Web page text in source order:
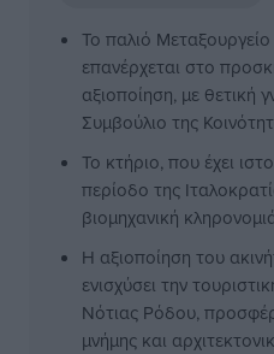
Το παλιό
επανέρχεται στο
αξιοποίηση, με
Συμβούλιο της
Το κτήριο, που έχει
περίοδο της
βιομηχανική
Η αξιοποίηση του
ενισχύσει την
Νότιας Ρόδου,
μνήμης και